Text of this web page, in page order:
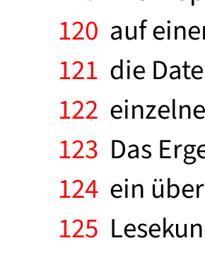
120 auf
121 die
122
123 Das
124 ein
125